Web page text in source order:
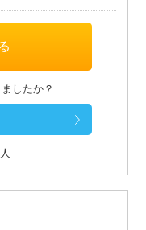
したか？
人